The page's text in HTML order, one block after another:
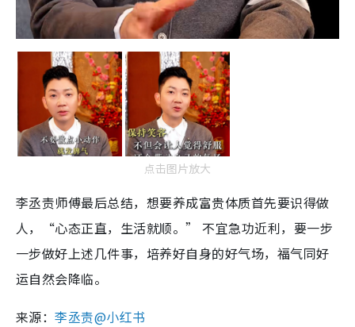
点击图片放大
李丞责师傅最后总结，想要养成富贵体质首先要识得做
人，“心态正直，生活就顺。” 不宜急功近利，要一步
一步做好上述几件事，培养好自身的好气场，福气同好
运自然会降临。
来源：李丞责@小红书